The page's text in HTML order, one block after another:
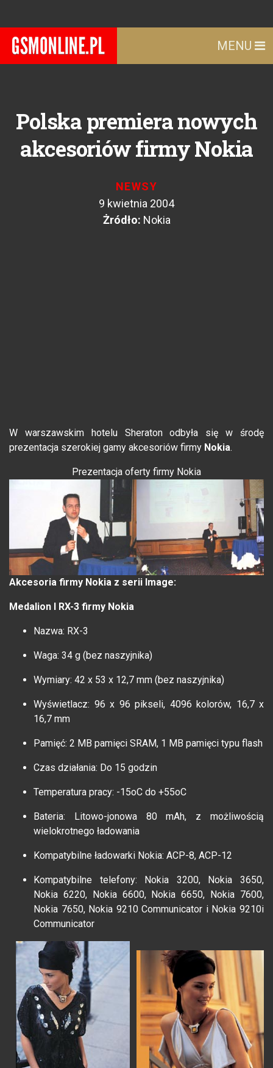
MENU
Polska premiera nowych
akcesoriów firmy Nokia
NEWSY
9 kwietnia 2004
Żródło: Nokia
W warszawskim hotelu Sheraton odbyła się w środę
prezentacja szerokiej gamy akcesoriów firmy Nokia.
Prezentacja oferty firmy Nokia
Akcesoria firmy Nokia z serii Image:
Medalion I RX-3 firmy Nokia
Nazwa: RX-3
Waga: 34 g (bez naszyjnika)
Wymiary: 42 x 53 x 12,7 mm (bez naszyjnika)
Wyświetlacz: 96 x 96 pikseli, 4096 kolorów, 16,7 x
16,7 mm
Pamięć: 2 MB pamięci SRAM, 1 MB pamięci typu flash
Czas działania: Do 15 godzin
Temperatura pracy: -15oC do +55oC
Bateria: Litowo-jonowa 80 mAh, z możliwością
wielokrotnego ładowania
Kompatybilne ładowarki Nokia: ACP-8, ACP-12
Kompatybilne telefony: Nokia 3200, Nokia 3650,
Nokia 6220, Nokia 6600, Nokia 6650, Nokia 7600,
Nokia 7650, Nokia 9210 Communicator i Nokia 9210i
Communicator